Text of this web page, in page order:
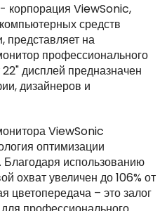
корпорация ViewSonic,
средств
на
профессионального
дисплей предназначен
дизайнеров и
ViewSonic
оптимизации
использованию
охват увеличен до 106% от
цветопередача – это залог